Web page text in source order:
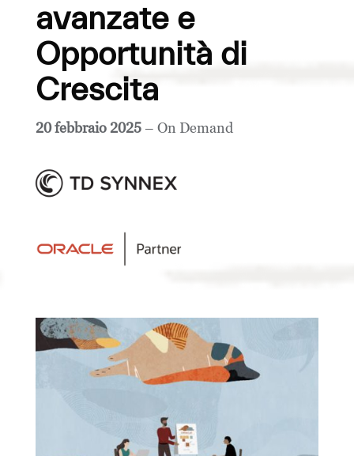
avanzate e
Opportunità di
Crescita
20 febbraio 2025– On Demand